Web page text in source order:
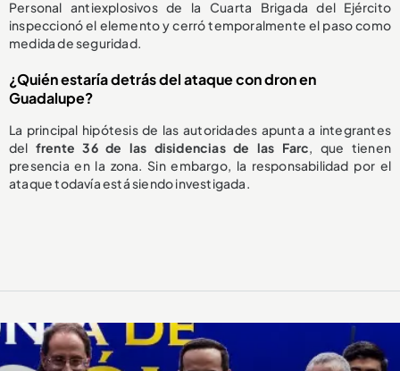
Personal antiexplosivos de la Cuarta Brigada del Ejército
inspeccionó el elemento y cerró temporalmente el paso como
medida de seguridad.
¿Quién estaría detrás del ataque con dron en
Guadalupe?
La principal hipótesis de las autoridades apunta a integrantes
del frente 36 de las disidencias de las Farc, que tienen
presencia en la zona. Sin embargo, la responsabilidad por el
ataque todavía está siendo investigada.